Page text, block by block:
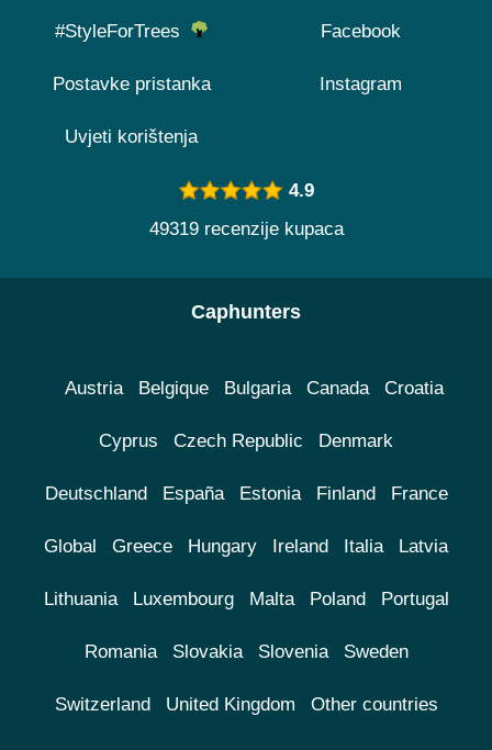
#StyleForTrees
Postavke pristanka
Uvjeti korištenja
Facebook
Instagram
4.9
49319 recenzije kupaca
Caphunters
Austria Belgique Bulgaria Canada Croatia
Cyprus Czech Republic Denmark
Deutschland España Estonia Finland France
Global Greece Hungary Ireland Italia Latvia
Lithuania Luxembourg Malta Poland Portugal
Romania Slovakia Slovenia Sweden
Switzerland United Kingdom Other countries